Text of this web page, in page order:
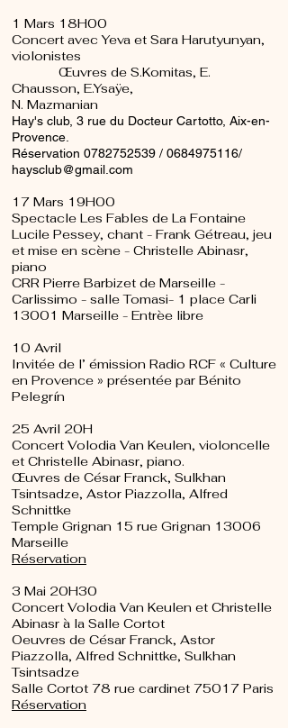
1 Mars 18H00
Concert avec Yeva et Sara Harutyunyan,
violonistes
Œuvres de S.Komitas, E.
Chausson, E.Ysaÿe,
N. Mazmanian
Hay's club, 3 rue du Docteur Cartotto, Aix-en-
Provence. ​
Réservation 0782752539 / 0684975116/
haysclub@gmail.com
17 Mars 19H00
Spectacle Les Fables de La Fontaine
Lucile Pessey, chant - Frank Gétreau, jeu
et mise en scène - Christelle Abinasr,
piano
CRR Pierre Barbizet de Marseille -
Carlissimo - salle Tomasi- 1 place Carli
13001 Marseille - Entrèe libre
10 Avril
Invitée de l’ émission Radio RCF « Culture
en Provence » présentée par Bénito
Pelegrín
25 Avril 20H
Concert Volodia Van Keulen, violoncelle
et Christelle Abinasr, piano.
Œuvres de César Franck, Sulkhan
Tsintsadze, Astor Piazzolla, Alfred
Schnittke
Temple Grignan 15 rue Grignan 13006
Marseille
Réservation
3 Mai 20H30
Concert Volodia Van Keulen et Christelle
Abinasr à la Salle Cortot
Oeuvres de César Franck, Astor
Piazzolla, Alfred Schnittke, Sulkhan
Tsintsadze
Salle Cortot 78 rue cardinet 75017 Paris
Réservation